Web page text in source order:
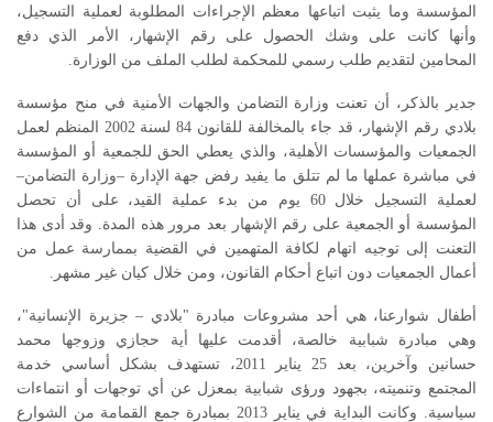
المؤسسة وما يثبت اتباعها معظم الإجراءات المطلوبة لعملية التسجيل،
وأنها كانت على وشك الحصول على رقم الإشهار، الأمر الذي دفع
المحامين لتقديم طلب رسمي للمحكمة لطلب الملف من الوزارة.
جدير بالذكر، أن تعنت وزارة التضامن والجهات الأمنية في منح مؤسسة
بلادي رقم الإشهار، قد جاء بالمخالفة للقانون 84 لسنة 2002 المنظم لعمل
الجمعيات والمؤسسات الأهلية، والذي يعطي الحق للجمعية أو المؤسسة
في مباشرة عملها ما لم تتلق ما يفيد رفض جهة الإدارة –وزارة التضامن–
لعملية التسجيل خلال 60 يوم من بدء عملية القيد، على أن تحصل
المؤسسة أو الجمعية على رقم الإشهار بعد مرور هذه المدة. وقد أدى هذا
التعنت إلى توجيه اتهام لكافة المتهمين في القضية بممارسة عمل من
أعمال الجمعيات دون اتباع أحكام القانون، ومن خلال كيان غير مشهر.
أطفال شوارعنا، هي أحد مشروعات مبادرة "بلادي – جزيرة الإنسانية"،
وهي مبادرة شبابية خالصة، أقدمت عليها أية حجازي وزوجها محمد
حسانين وآخرين، بعد 25 يناير 2011، تستهدف بشكل أساسي خدمة
المجتمع وتنميته، بجهود ورؤى شبابية بمعزل عن أي توجهات أو انتماءات
سياسية. وكانت البداية في يناير 2013 بمبادرة جمع القمامة من الشوارع